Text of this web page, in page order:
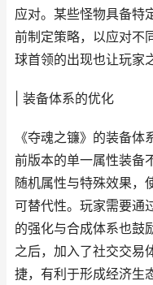
应对。某些怪物具备特
前制定策略，以应对不
球首领的出现也让玩家
| 装备体系的优化
《夺魂之镰》的装备
前版本的单一属性装备
随机属性与特殊效果，
可替代性。玩家需要通
的强化与合成体系也鼓
之后，加入了社交交易
捷，有利于形成经济生